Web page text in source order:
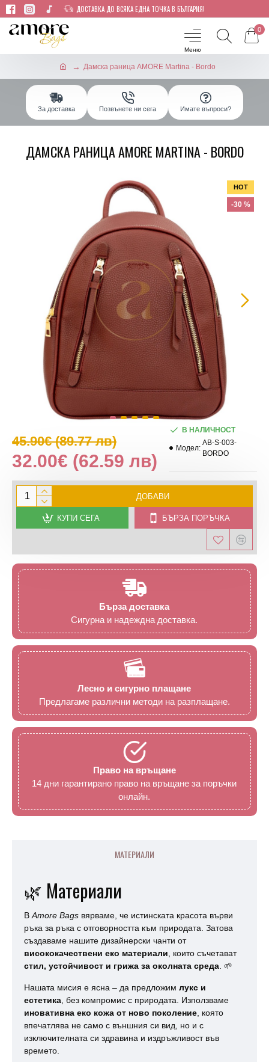
ДОСТАВКА ДО ВСЯКА ЕДНА ТОЧКА В БЪЛГАРИЯ!
0
Дамска раница AMORE Martina - Bordo
За доставка Позвънете ни сега Имате въпроси?
ДАМСКА РАНИЦА AMORE MARTINA - BORDO
HOT
-30 %
32.00€ (62.59 лв)
45.90€(89.77 лв)
В НАЛИЧНОСТ
Модел:
AB-S-003-
BORDO
ДОБАВИ
КУПИ СЕГА БЪРЗА ПОРЪЧКА
Бърза доставка
Сигурна и надеждна доставка.
Лесно и сигурно плащане
Предлагаме различни методи на разплащане.
Право на връщане
14 дни гарантирано право на връщане за поръчки
онлайн.
МАТЕРИАЛИ
🌿 Материали
В Amore Bags вярваме, че истинската красота върви
ръка за ръка с отговорността към природата. Затова
създаваме нашите дизайнерски чанти от
висококачествени еко материали , които съчетават
стил, устойчивост и грижа за околната среда . 🌱
Нашата мисия е ясна – да предложим лукс и
естетика , без компромис с природата. Използваме
иновативна еко кожа от ново поколение , която
впечатлява не само с външния си вид, но и с
изключителната си здравина и издръжливост във
времето.